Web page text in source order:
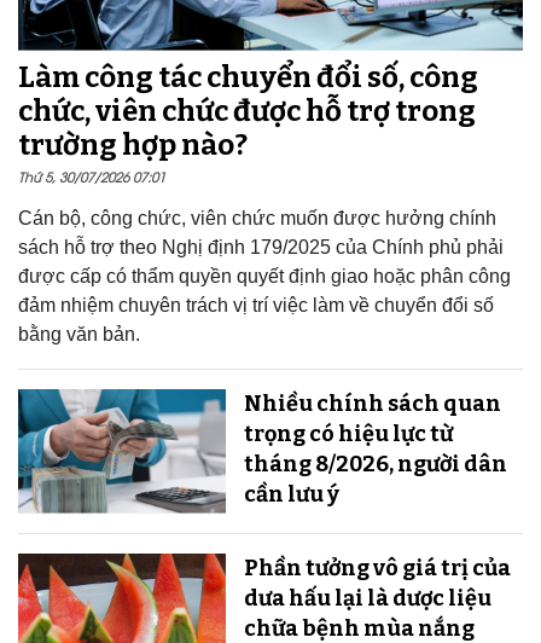
Làm công tác chuyển đổi số, công
chức, viên chức được hỗ trợ trong
trường hợp nào?
Thứ 5, 30/07/2026 07:01
Cán bộ, công chức, viên chức muốn được hưởng chính
sách hỗ trợ theo Nghị định 179/2025 của Chính phủ phải
được cấp có thẩm quyền quyết định giao hoặc phân công
đảm nhiệm chuyên trách vị trí việc làm về chuyển đổi số
bằng văn bản.
Nhiều chính sách quan
trọng có hiệu lực từ
tháng 8/2026, người dân
cần lưu ý
Phần tưởng vô giá trị của
dưa hấu lại là dược liệu
chữa bệnh mùa nắng